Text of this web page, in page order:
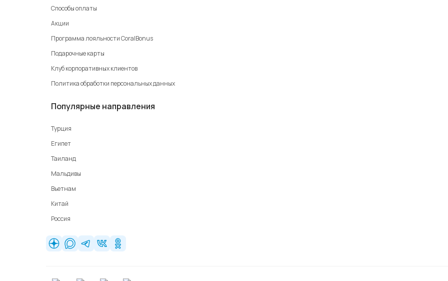
Способы оплаты
Акции
Программа лояльности CoralBonus
Подарочные карты
Клуб корпоративных клиентов
Политика обработки персональных данных
Популярные направления
Турция
Египет
Таиланд
Мальдивы
Вьетнам
Китай
Россия